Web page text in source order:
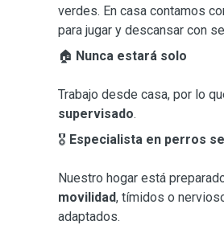
verdes. En casa contamos
para jugar y descansar con
🏠 Nunca estará solo
Trabajo desde casa, por lo
supervisado.
🎖 Especialista en perros
Nuestro hogar está
movilidad, tímidos o
adaptados.